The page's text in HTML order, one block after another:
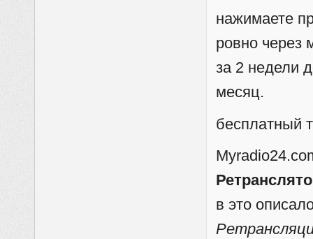
нажимаете
ровно через
за 2 недели
месяц.
бесплатный
в это